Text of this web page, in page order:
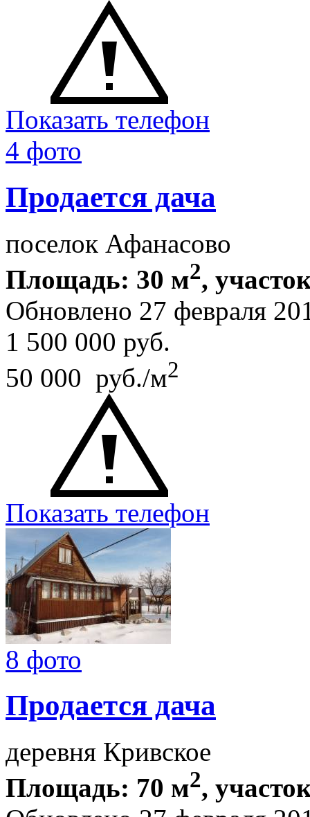
Показать телефон
4 фото
Продается дача
поселок Афанасово
Площадь: 30 м2,
Обновлено 27 февраля
1 500 000 руб.
50 000 руб./м2
Показать телефон
8 фото
Продается дача
деревня Кривское
Площадь: 70 м2,